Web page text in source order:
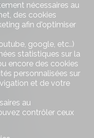
77
66
66 66
nécessaires au
des cookies
afin d'optimiser
google, etc..)
statistiques sur la
encore des cookies
personnalisées sur
et de votre
au
contrôler ceux